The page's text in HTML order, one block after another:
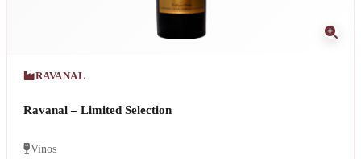
RAVANAL
Ravanal – Limited Selection
Vinos